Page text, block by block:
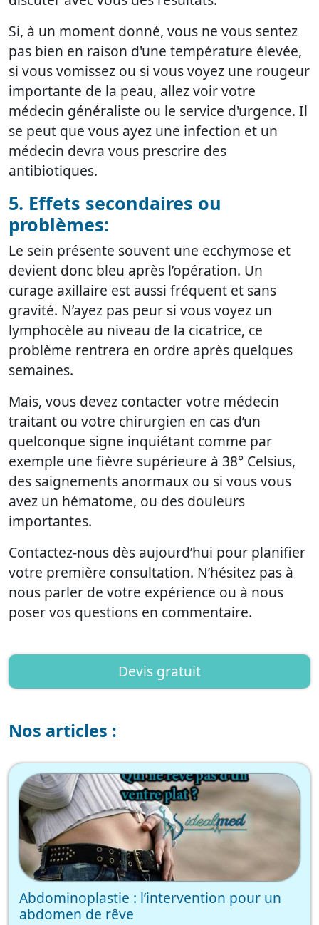
Si, à un moment donné, vous ne vous sentez
pas bien en raison d'une température élevée,
si vous vomissez ou si vous voyez une rougeur
importante de la peau, allez voir votre
médecin généraliste ou le service d'urgence. Il
se peut que vous ayez une infection et un
médecin devra vous prescrire des
antibiotiques.
5. Effets secondaires ou
problèmes:
Le sein présente souvent une ecchymose et
devient donc bleu après l’opération. Un
curage axillaire est aussi fréquent et sans
gravité. N’ayez pas peur si vous voyez un
lymphocèle au niveau de la cicatrice, ce
problème rentrera en ordre après quelques
semaines.
Mais, vous devez contacter votre médecin
traitant ou votre chirurgien en cas d’un
quelconque signe inquiétant comme par
exemple une fièvre supérieure à 38° Celsius,
des saignements anormaux ou si vous vous
avez un hématome, ou des douleurs
importantes.
Contactez-nous dès aujourd’hui pour planifier
votre première consultation. N’hésitez pas à
nous parler de votre expérience ou à nous
poser vos questions en commentaire.
Devis gratuit
Nos articles :
Abdominoplastie : l’intervention pour un
abdomen de rêve